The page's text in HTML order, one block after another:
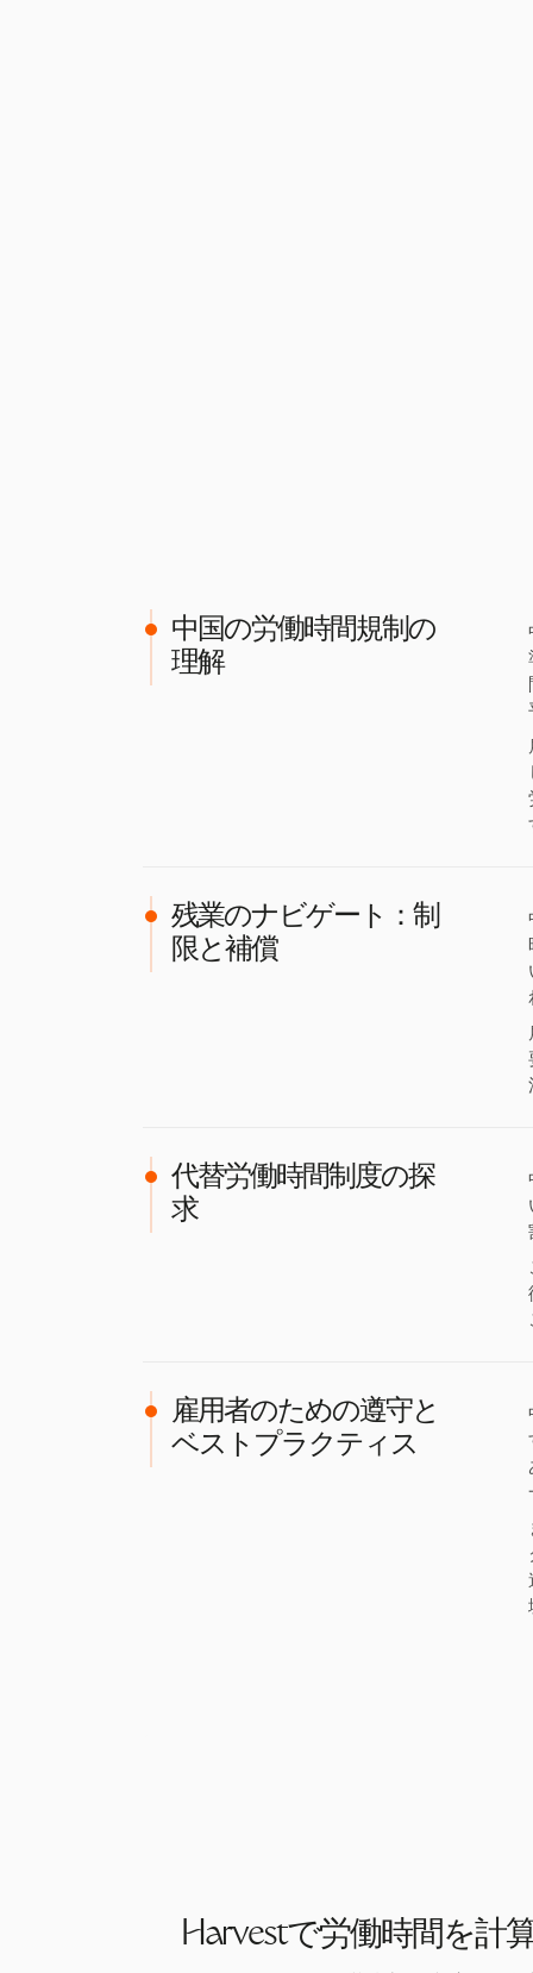
中国の労働時間規制の
理解
残業のナビゲート：制
限と補償
代替労働時間制度の探
求
雇用者のための遵守と
ベストプラクティス
Harvestで労働時間を計